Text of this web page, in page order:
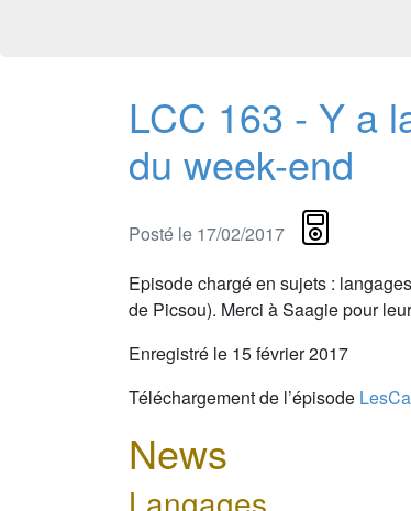
LCC 163 - Y a
du week-end
Posté le 17/02/2017
Episode chargé en sujets :
de Picsou). Merci à Saagie pour
Enregistré le 15 février 2017
Téléchargement de l’épisode
News
Langages